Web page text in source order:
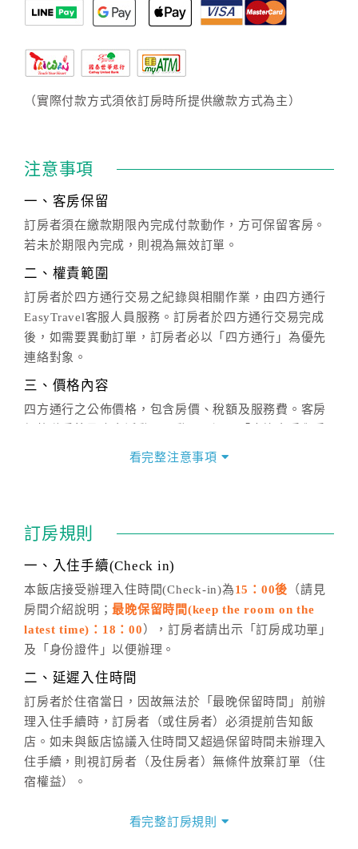
（實際付款方式須依訂房時所提供繳款方式為主）
注意事項
一、客房保留
訂房者須在繳款期限內完成付款動作，方可保留客房。
若未於期限內完成，則視為無效訂單。
二、權責範圍
訂房者於四方通行交易之紀錄與相關作業，由四方通行
EasyTravel客服人員服務。訂房者於四方通行交易完成
後，如需要異動訂單，訂房者必以「四方通行」為優先
連絡對象。
三、價格內容
四方通行之公佈價格，包含房價、稅額及服務費。客房
價」之當日價格為標準。
話方式異動訂單。
※非客服時間之申辦異動，皆為次日計算及辦理。
五、客服時間
週一至週日，上午9:00～晚上6:00
六、聯絡方式
(07)9682715 。
看完整注意事項
訂房規則
一、入住手續(Check in)
本飯店接受辦理入住時間(Check-in)為15：00後 （請見
房間介紹說明；最晚保留時間(keep the room on the
latest time)：18：00 ），訂房者請出示「訂房成功單」
及「身份證件」以便辦理。
二、延遲入住時間
訂房者於住宿當日，因故無法於「最晚保留時間」前辦
理入住手續時，訂房者（或住房者）必須提前告知飯
店。如未與飯店協議入住時間又超過保留時間未辦理入
住手續，則視訂房者（及住房者）無條件放棄訂單（住
宿權益）。
看完整訂房規則